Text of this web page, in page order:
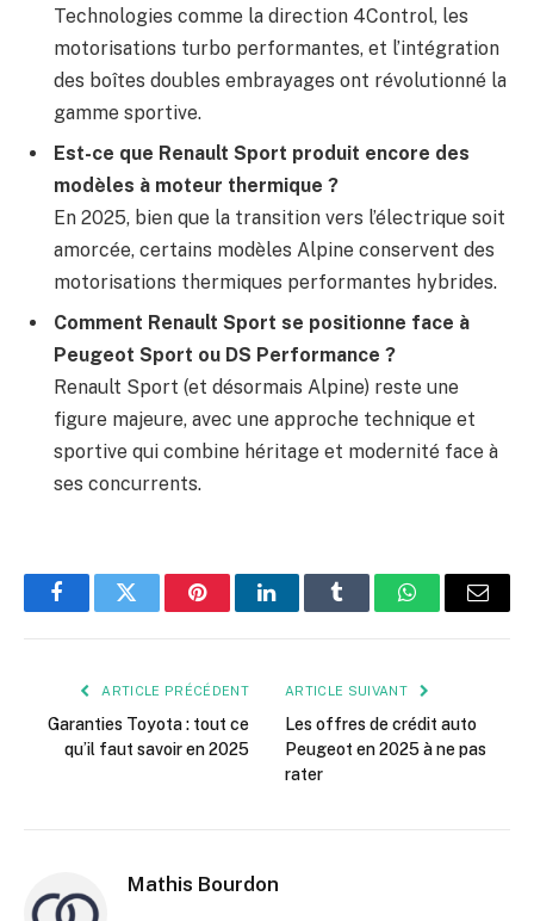
Technologies comme la direction 4Control, les
motorisations turbo performantes, et l’intégration
des boîtes doubles embrayages ont révolutionné la
gamme sportive.
Est-ce que Renault Sport produit encore des
modèles à moteur thermique ?
En 2025, bien que la transition vers l’électrique soit
amorcée, certains modèles Alpine conservent des
motorisations thermiques performantes hybrides.
Comment Renault Sport se positionne face à
Peugeot Sport ou DS Performance ?
Renault Sport (et désormais Alpine) reste une
figure majeure, avec une approche technique et
sportive qui combine héritage et modernité face à
ses concurrents.
FacebookTwitter PinterestLinkedInTumblr WhatsApp
E-
ARTICLE PRÉCÉDENT
Garanties Toyota : tout ce
qu’il faut savoir en 2025
ARTICLE SUIVANT
Les offres de crédit auto
Peugeot en 2025 à ne pas
rater
Mathis Bourdon